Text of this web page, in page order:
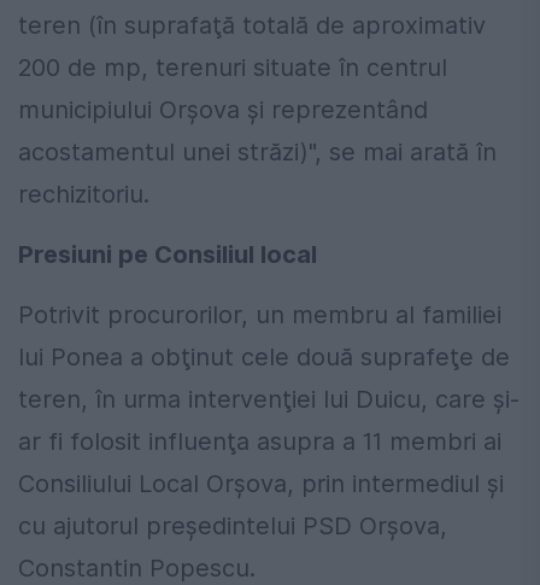
teren (în suprafaţă totală de aproximativ
200 de mp, terenuri situate în centrul
municipiului Orşova şi reprezentând
acostamentul unei străzi)", se mai arată în
rechizitoriu.
Presiuni pe Consiliul local
Potrivit procurorilor, un membru al familiei
lui Ponea a obţinut cele două suprafeţe de
teren, în urma intervenţiei lui Duicu, care şi-
ar fi folosit influenţa asupra a 11 membri ai
Consiliului Local Orşova, prin intermediul şi
cu ajutorul preşedintelui PSD Orşova,
Constantin Popescu.